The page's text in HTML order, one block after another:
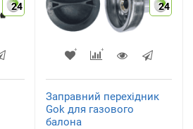
24 24
Заправний перехідник
Gok для газового
балона